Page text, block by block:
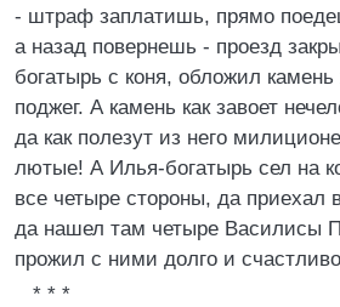
- штраф заплатишь, прямо
а назад повернешь - проезд
богатырь с коня, обложил
поджег. А камень как завоет
да как полезут из него
лютые! А Илья-богатырь сел на
все четыре стороны, да приехал
да нашел там четыре Василисы
прожил с ними долго и
* * *